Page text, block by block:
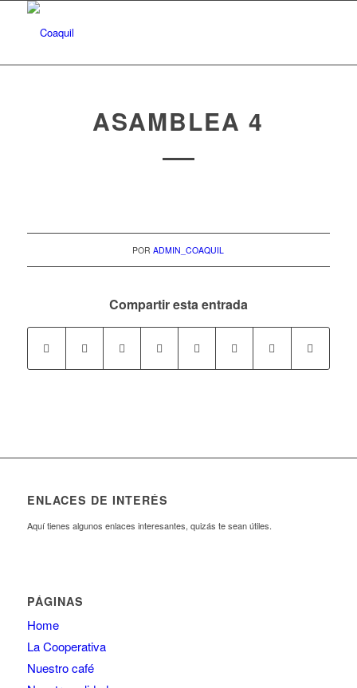
ASAMBLEA 4
PORADMIN_COAQUIL
Compartir esta entrada
ENLACES DE INTERÉS
Aquí tienes algunos enlaces interesantes, quizás te sean útiles.
PÁGINAS
Home
La Cooperativa
Nuestro café